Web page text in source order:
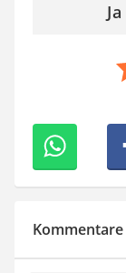
Ja
Kommentare